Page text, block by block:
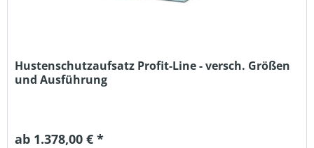
Hustenschutzaufsatz Profit-Line - versch. Größen
und Ausführung
ab 1.378,00 € *